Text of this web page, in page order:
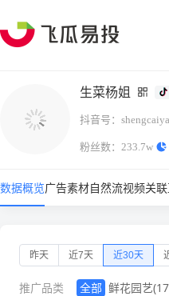
生菜杨姐
抖音号：
粉丝数： 233.7w
数据概览广告素材自然流视频关
昨天 近7天 近30天
推广品类 全部 鲜花园艺